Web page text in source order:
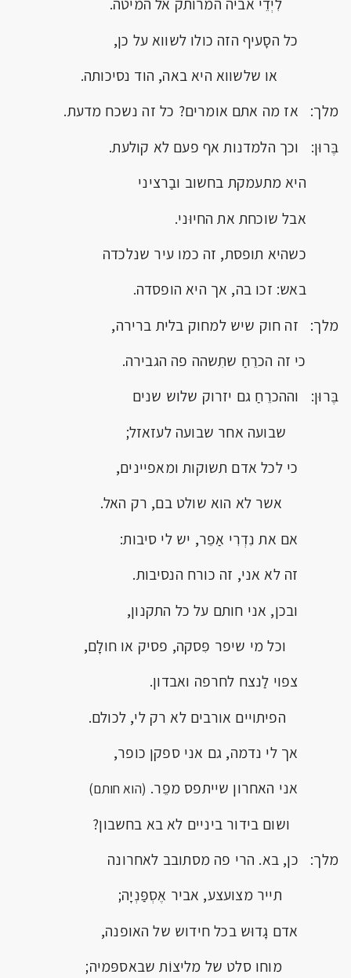
לִיְדֵי אביה המרותק אל המיטה.
כל הסָעיף הזה כולו לשווא על כן,
או שלשווא היא באה, הוד נסיכותה.
מלך: אז מה אתם אומרים? כל זה נשכח מדעת.
בֶּרוּן: וכך הלמדנות אף פעם לא קולעת.
היא מתעמקת בחשוב ובַרציני
אבל שוכחת את החיוּני.
כשהיא תופסת, זה כמו עיר שנלכדה
באש: זכו בה, אך היא הופסדה.
מלך: זה חוק שיש למחוק בלית ברירה,
כי זה הכרֵחַ שתִשהה פה הגבירה.
בֶּרוּן: וההכרֵחַ גם יזרוק שלוש שנים
שבועה אחר שבועה לעזאזל;
כי לכל אדם תשוקות ומאפיינים,
אשר לא הוא שולט בם, רק האל.
אם את נִדְרִי אַפֵר, יש לי סיבות:
זה לא אני, זה כורח הנסיבות.
ובכן, אני חותם על כל התקנון,
וכל מי שיפר פִּסקה, פסיק או חולָם,
צפוי לַנצח לחרפה ואבדון.
הפיתויים אורבים לא רק לי, לכולם.
אך לי נדמה, גם אני ספקן כופר,
אני האחרון שייתפס מפֵר. (הוא חותם)
ושום בידור ביניים לא בא בחשבון?
מלך: כן, בא. הרי פה מסתובב לאחרונה
תייר מצועצע, אביר אֶסְפַּנְיָה;
אדם גָדוּש בכל חידוש של האופנה,
מוחו סלט של מליצוֹת שבאספּמיה;